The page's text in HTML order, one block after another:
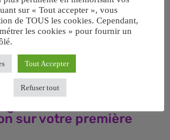
gratuitement pour
guide BARF gratuit !
bien nourrir votre chien ou chat
vous pour recevoir
EN PDF immédiatement
sur votre première
sur « Tout accepter », vous
de TOUS les cookies. Cependant,
les cookies » pour fournir un
Tout Accepter
Refuser tout